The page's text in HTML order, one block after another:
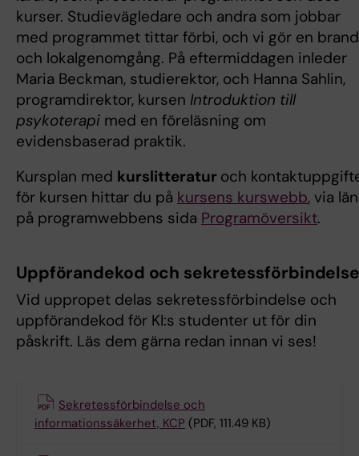
kurser. Studievägledare och andra som jobbar
med programmet tittar förbi, och vi gör en
och lokalgenomgång. På eftermiddagen inleder
Maria Beckman, studierektor, och Hanna Sahlin,
programdirektor, kursen Introduktion till
psykoterapi med en föreläsning om
evidensbaserad praktik.
Kursplan med kurslitteratur och
för kursen hittar du på kursens kurswebb, via
på programwebbens sida Programöversikt.
Uppförandekod och
Vid uppropet delas sekretessförbindelse och
uppförandekod för KI:s studenter ut för din
påskrift. Läs dem gärna redan innan vi ses!
Sekretessförbindelse och
informationssäkerhet, KCP (PDF, 111.49 KB)